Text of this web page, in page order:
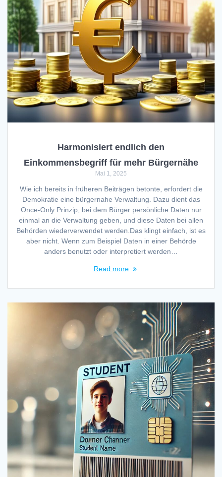
Harmonisiert endlich den
Einkommensbegriff für mehr Bürgernähe
Mai 1, 2025
Wie ich bereits in früheren Beiträgen betonte, erfordert die
Demokratie eine bürgernahe Verwaltung. Dazu dient das
Once-Only Prinzip, bei dem Bürger persönliche Daten nur
einmal an die Verwaltung geben, und diese Daten bei allen
Behörden wiederverwendet werden.Das klingt einfach, ist es
aber nicht. Wenn zum Beispiel Daten in einer Behörde
anders benutzt oder interpretiert werden…
Read more